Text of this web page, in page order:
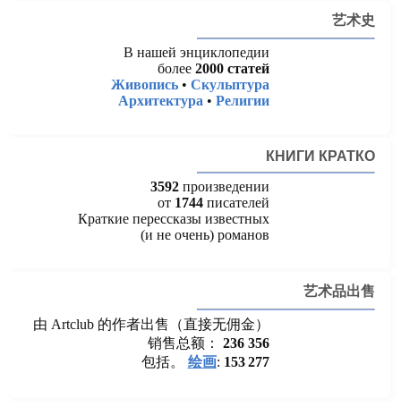
艺术史
В нашей энциклопедии
более 2000 статей
Живопись• Скульптура
Архитектура • Религии
КНИГИ КРАТКО
3592произведении
от 1744писателей
Краткие перессказы известных
(и не очень) романов
艺术品出售
由 Artclub 的作者出售（直接无佣金）
销售总额： 236 356
包括。 绘画: 153 277